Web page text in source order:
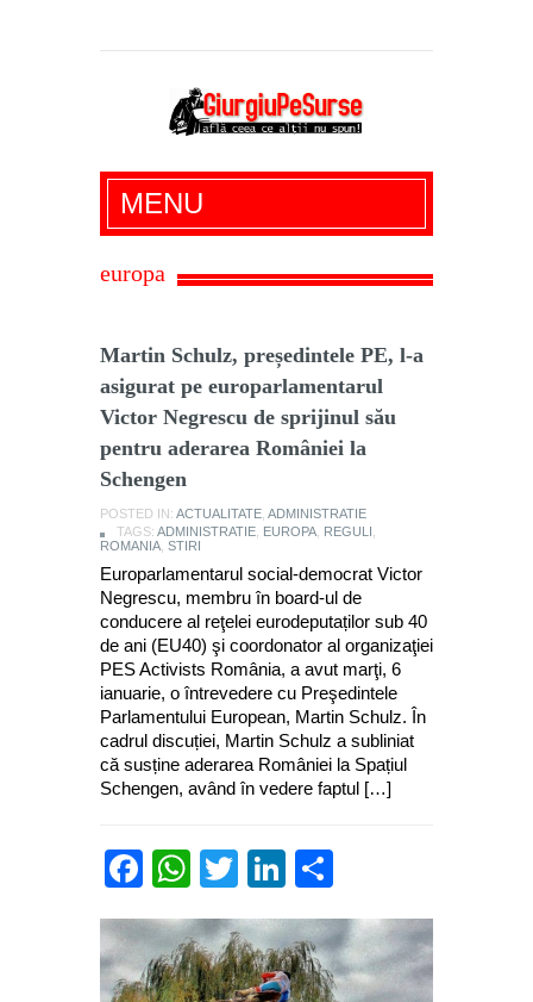
Giurgiu Pe Surse – actualitate giurgiu,
administratie giurgiu, stiri politice, social
MENU
europa
Martin Schulz, președintele PE, l-a
asigurat pe europarlamentarul
Victor Negrescu de sprijinul său
pentru aderarea României la
Schengen
POSTED IN: ACTUALITATE ADMINISTRATIE
TAGS: ADMINISTRATIE EUROPA REGULI
ROMANIA STIRI
Europarlamentarul social-democrat Victor
Negrescu, membru în board-ul de
conducere al reţelei eurodeputaților sub 40
de ani (EU40) şi coordonator al organizaţiei
PES Activists România, a avut marţi, 6
ianuarie, o întrevedere cu Preşedintele
Parlamentului European, Martin Schulz. În
cadrul discuției, Martin Schulz a subliniat
că susține aderarea României la Spațiul
Schengen, având în vedere faptul […]
Facebook
WhatsApp
TwitterLinkedIn